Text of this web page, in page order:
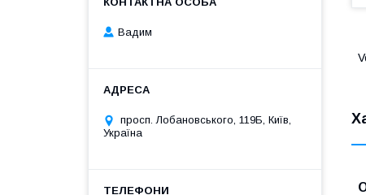
Вадим
просп. Лобановського, 119Б, Київ,
Україна